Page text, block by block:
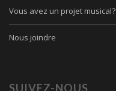
Vous avez un projet musical?
Nous joindre
SUIVEZ-NOUS